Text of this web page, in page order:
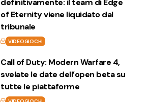
of Eternity viene liquidato dal
tribunale
VIDEOGIOCHI
Call of Duty: Modern Warfare 4,
svelate le date dell’open beta su
tutte le piattaforme